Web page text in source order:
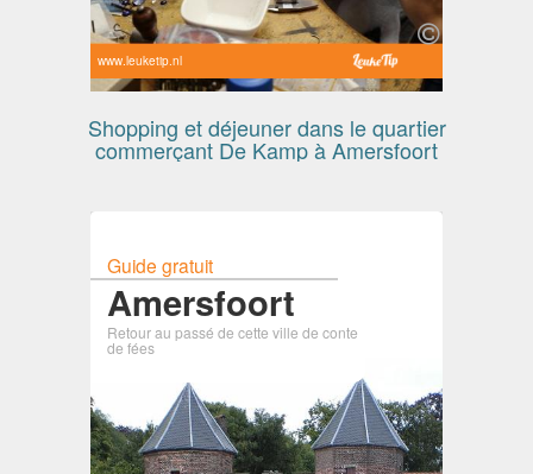
www.leuketip.nl
Shopping et déjeuner dans le quartier
commerçant De Kamp à Amersfoort
Guide gratuit
Amersfoort
Retour au passé de cette ville de conte
de fées